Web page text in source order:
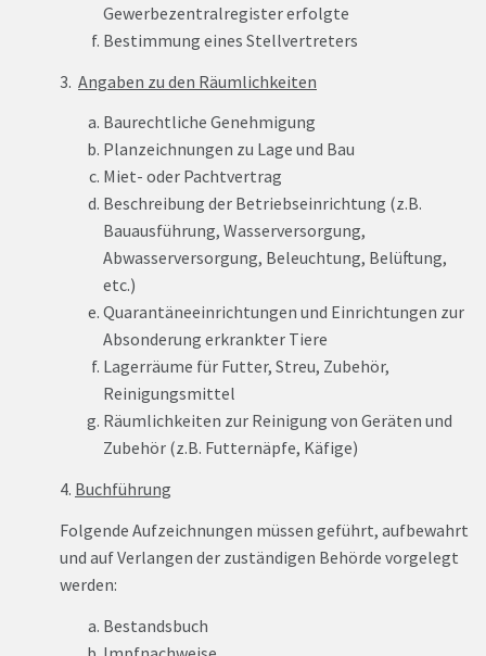
Gewerbezentralregister erfolgte
Bestimmung eines Stellvertreters
3. Angaben zu den Räumlichkeiten
Baurechtliche Genehmigung
Planzeichnungen zu Lage und Bau
Miet- oder Pachtvertrag
Beschreibung der Betriebseinrichtung (z.B.
Bauausführung, Wasserversorgung,
Abwasserversorgung, Beleuchtung, Belüftung,
etc.)
Quarantäneeinrichtungen und Einrichtungen zur
Absonderung erkrankter Tiere
Lagerräume für Futter, Streu, Zubehör,
Reinigungsmittel
Räumlichkeiten zur Reinigung von Geräten und
Zubehör (z.B. Futternäpfe, Käfige)
4. Buchführung
Folgende Aufzeichnungen müssen geführt, aufbewahrt
und auf Verlangen der zuständigen Behörde vorgelegt
werden:
Bestandsbuch